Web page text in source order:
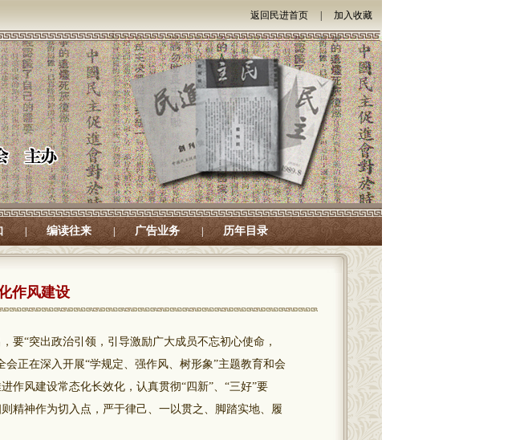
返回民进首页 加入收藏
| 编读往来 广告业务 | 历年目录
作风建设
“突出政治引领，引导激励广大成员不忘初心使命，
正在深入开展“学规定、强作风、树形象”主题教育和会
作风建设常态化长效化，认真贯彻“四新”、“三好”要
精神作为切入点，严于律己、一以贯之、脚踏实地、履